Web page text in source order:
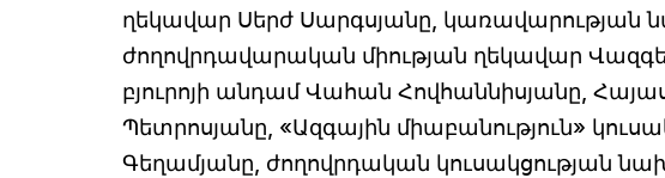
ղեկավար Սերժ Սարգսյանը, կառավարության
ժողովրդավարական միության ղեկավար
բյուրոյի անդամ Վահան Հովհաննիսյանը,
Պետրոսյանը, «Ազգային միաբանություն»
Գեղամյանը, ժողովրդական կուսակցության